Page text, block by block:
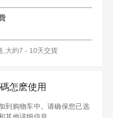
,大約7 - 10天交貨
怎麽使用
到购物车中。请确保您已选